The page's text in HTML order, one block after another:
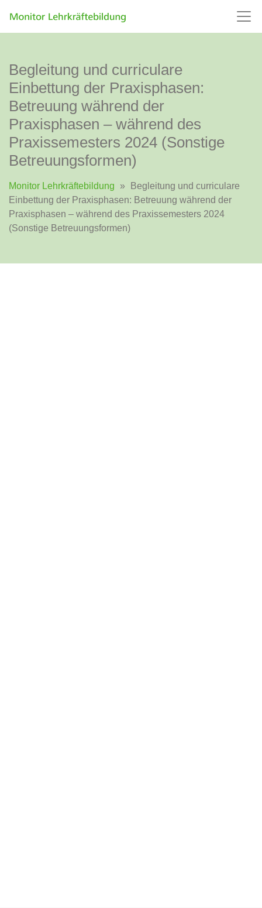
Begleitung und curriculare
Einbettung der Praxisphasen:
Betreuung während der
Praxisphasen – während des
Praxissemesters 2024 (Sonstige
Betreuungsformen)
Monitor Lehrkräftebildung »
Begleitung und curriculare
Einbettung der Praxisphasen: Betreuung während der
Praxisphasen – während des Praxissemesters 2024
(Sonstige Betreuungsformen)